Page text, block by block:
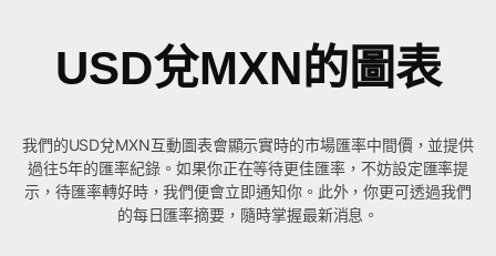
USD兌MXN的圖表
我們的USD兌MXN互動圖表會顯示實時的市場匯率中間價，並提供
過往5年的匯率紀錄。如果你正在等待更佳匯率，不妨設定匯率提
示，待匯率轉好時，我們便會立即通知你。此外，你更可透過我們
的每日匯率摘要，隨時掌握最新消息。